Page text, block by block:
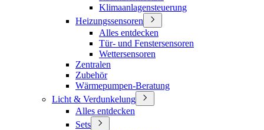
Klimaanlagensteuerung
Heizungssensoren
Alles entdecken
Tür- und Fenstersensoren
Wettersensoren
Zentralen
Zubehör
Wärmepumpen-Beratung
Licht & Verdunkelung
Alles entdecken
Sets